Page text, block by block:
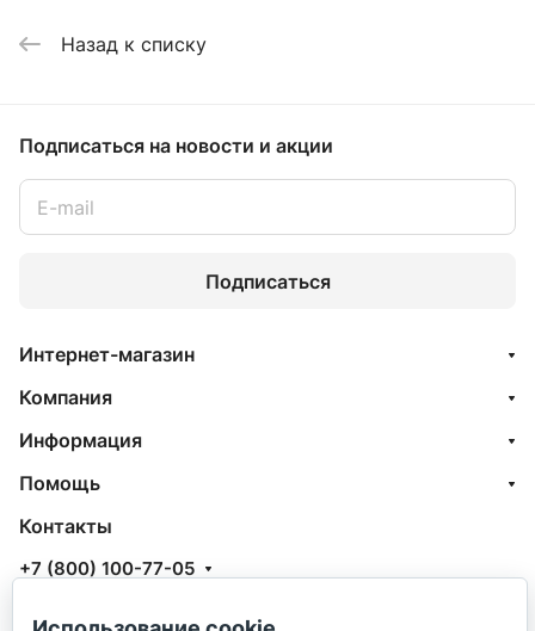
Назад к списку
Подписаться на новости и акции
Подписаться
Интернет-магазин
Компания
Информация
Помощь
Контакты
+7 (800) 100-77-05